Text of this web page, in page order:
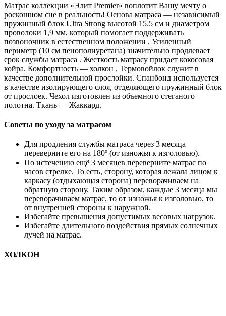
Матрас коллекции «Элит Premier» воплотит Вашу мечту о
роскошном сне в реальность! Основа матраса — независимый
пружинный блок Ultra Strong высотой 15.5 см и диаметром
проволоки 1,9 мм, который помогает поддерживать
позвоночник в естественном положении . Усиленный
периметр (10 см пенополиуретана) значительно продлевает
срок службы матраса . Жесткость матрасу придает кокосовая
койра. Комфортность — холкон . Термовойлок служит в
качестве дополнительной прослойки. Спанбонд используется
в качестве изолирующего слоя, отделяющего пружинный блок
от прослоек. Чехол изготовлен из объемного стеганого
полотна. Ткань — Жаккард.
Советы по уходу за матрасом
Для продления службы матраса через 3 месяца
переверните его на 180º (от изножья к изголовью).
По истечению ещё 3 месяцев переверните матрас по
часов стрелке. То есть, сторону, которая лежала лицом к
каркасу (отдыхающая сторона) переворачиваем на
обратную сторону. Таким образом, каждые 3 месяца мы
переворачиваем матрас, то от изножья к изголовью, то
от внутренней стороны к наружной.
Избегайте превышения допустимых весовых нагрузок.
Избегайте длительного воздействия прямых солнечных
лучей на матрас.
ХОЛКОН